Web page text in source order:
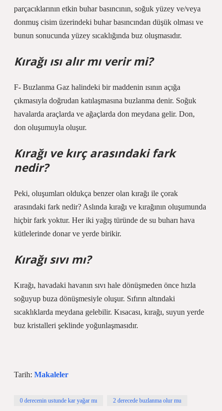
parçacıklarının etkin buhar basıncının, soğuk yüzey ve/veya
donmuş cisim üzerindeki buhar basıncından düşük olması ve
bunun sonucunda yüzey sıcaklığında buz oluşmasıdır.
Kırağı ısı alır mı verir mi?
F- Buzlanma Gaz halindeki bir maddenin ısının açığa
çıkmasıyla doğrudan katılaşmasına buzlanma denir. Soğuk
havalarda araçlarda ve ağaçlarda don meydana gelir. Don,
don oluşumuyla oluşur.
Kırağı ve kırç arasındaki fark
nedir?
Peki, oluşumları oldukça benzer olan kırağı ile çorak
arasındaki fark nedir? Aslında kırağı ve kırağının oluşumunda
hiçbir fark yoktur. Her iki yağış türünde de su buharı hava
kütlelerinde donar ve yerde birikir.
Kırağı sıvı mı?
Kırağı, havadaki havanın sıvı hale dönüşmeden önce hızla
soğuyup buza dönüşmesiyle oluşur. Sıfırın altındaki
sıcaklıklarda meydana gelebilir. Kısacası, kırağı, suyun yerde
buz kristalleri şeklinde yoğunlaşmasıdır.
Tarih: Makaleler
0 derecenin ustunde kar yağar mı 2 derecede buzlanma olur mu